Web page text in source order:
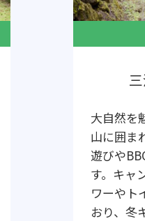
大自然を
山に囲ま
遊びや
す。キャ
ワーやト
おり、冬